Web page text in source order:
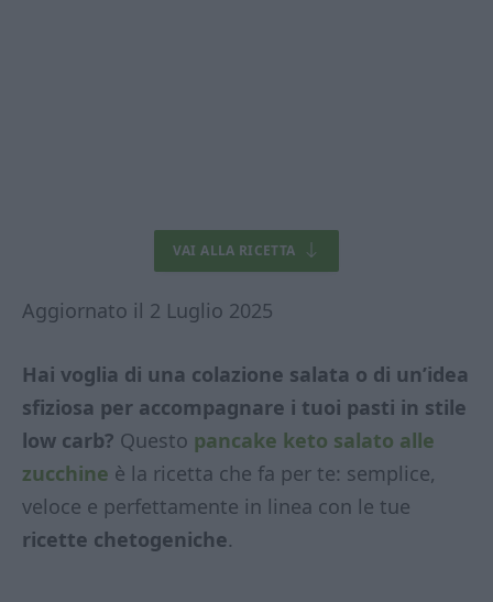
VAI ALLA RICETTA
Aggiornato il 2 Luglio 2025
Hai voglia di una colazione salata o di un’idea
sfiziosa per accompagnare i tuoi pasti in stile
low carb? Questo pancake keto salato alle
zucchine è la ricetta che fa per te: semplice,
veloce e perfettamente in linea con le tue
ricette chetogeniche.